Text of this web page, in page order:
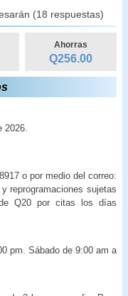
(18 respuestas)
Ahorras
Q256.00
2026.
o por medio del correo:
reprogramaciones sujetas
Q20 por citas los días
pm. Sábado de 9:00 am a